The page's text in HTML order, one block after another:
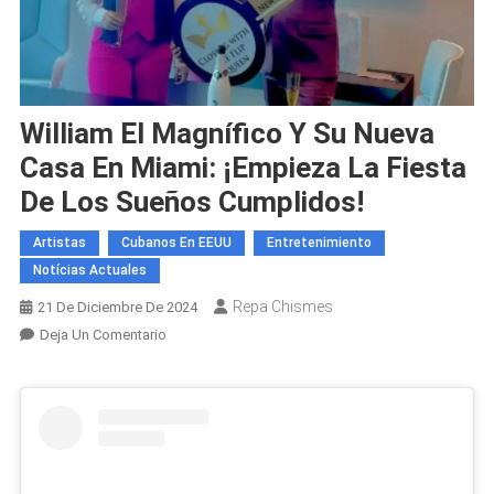
William El Magnífico Y Su Nueva
Casa En Miami: ¡empieza La Fiesta
De Los Sueños Cumplidos!
Artistas Cubanos En EEUU
Entretenimiento
Notícias Actuales
21 De Diciembre De 2024 Repa Chismes
Deja Un ComentarioEn
El